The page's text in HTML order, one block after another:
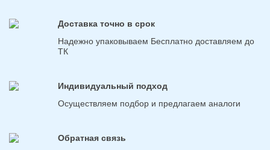
Доставка точно в срок
Надежно упаковываем Бесплатно доставляем до
ТК
Индивидуальный подход
Осуществляем подбор и предлагаем аналоги
Обратная связь